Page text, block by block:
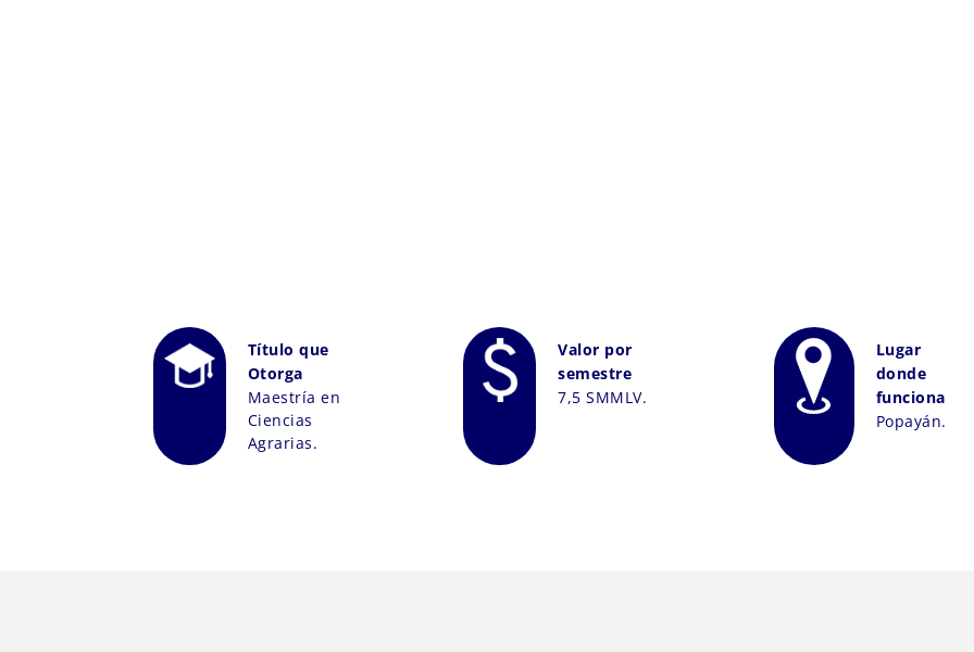
Título que
Otorga
Maestría en
Ciencias
Agrarias.
Valor por
semestre
7,5 SMMLV.
Lugar
donde
funciona
Popayán.